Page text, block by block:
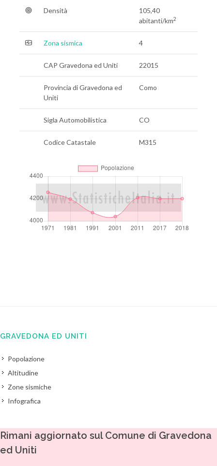
Densità
105,40
abitanti/km2
Zona sismica 4
CAP Gravedona ed Uniti 22015
Provincia di Gravedona ed
Uniti
Como
Sigla Automobilistica CO
Codice Catastale M315
GRAVEDONA ED UNITI
Popolazione
Altitudine
Zone sismiche
Infografica
Rimani aggiornato sul Comune di Gravedona
ed Uniti